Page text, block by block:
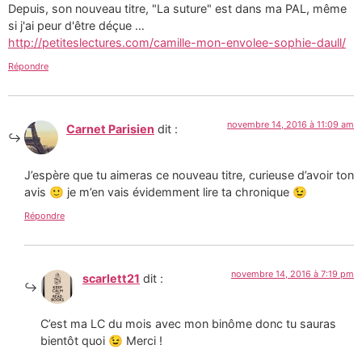
Depuis, son nouveau titre, "La suture" est dans ma PAL, même
si j'ai peur d'être déçue …
http://petiteslectures.com/camille-mon-envolee-sophie-daull/
Répondre
Carnet Parisien dit : novembre 14, 2016 à 11:09 am
J’espère que tu aimeras ce nouveau titre, curieuse d’avoir ton
avis 🙂 je m’en vais évidemment lire ta chronique 😉
Répondre
scarlett21 dit : novembre 14, 2016 à 7:19 pm
C’est ma LC du mois avec mon binôme donc tu sauras
bientôt quoi 😉 Merci !